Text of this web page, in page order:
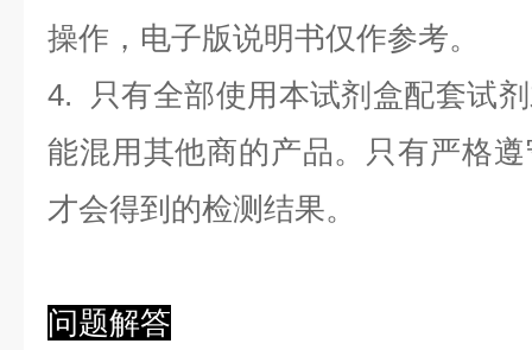
操作，电子版说明书仅作参考。
4. 只有全部使用本试剂盒配套试
能混用其他商的产品。只有严格
才会得到的检测结果。
问题解答